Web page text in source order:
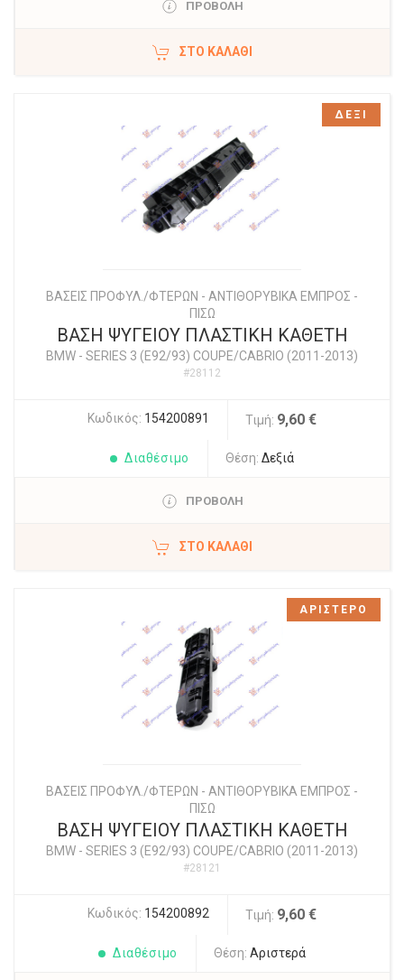
ΠΡΟΒΟΛΗ
ΣΤΟ ΚΑΛΆΘΙ
ΒΑΣΕΙΣ ΠΡΟΦΥΛ./ΦΤΕΡΩΝ - ΑΝΤΙΘΟΡΥΒΙΚΑ ΕΜΠΡΟΣ -
ΠΙΣΩ
ΒΑΣΗ ΨΥΓΕΙΟΥ ΠΛΑΣΤΙΚΗ ΚΑΘΕΤΗ
BMW - SERIES 3 (E92/93) COUPE/CABRIO (2011-2013)
#28112
Κωδικός: 154200891 Τιμή: 9,60 €
Διαθέσιμο Θέση: Δεξιά
ΠΡΟΒΟΛΗ
ΣΤΟ ΚΑΛΆΘΙ
ΔΕΞΙ
ΒΑΣΕΙΣ ΠΡΟΦΥΛ./ΦΤΕΡΩΝ - ΑΝΤΙΘΟΡΥΒΙΚΑ ΕΜΠΡΟΣ -
ΠΙΣΩ
ΒΑΣΗ ΨΥΓΕΙΟΥ ΠΛΑΣΤΙΚΗ ΚΑΘΕΤΗ
BMW - SERIES 3 (E92/93) COUPE/CABRIO (2011-2013)
#28121
Κωδικός: 154200892 Τιμή: 9,60 €
Διαθέσιμο Θέση: Αριστερά
ΑΡΙΣΤΕΡΟ